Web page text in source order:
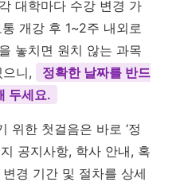
대학마다 수강 변경 가
개강 후 1~2주 내외로
놓치면 원치 않는 과목
니,
정확한 날짜를 반드
두세요.
위한 첫걸음은 바로 ‘정
공지사항, 학사 안내, 혹
경 기간 및 절차를 상세